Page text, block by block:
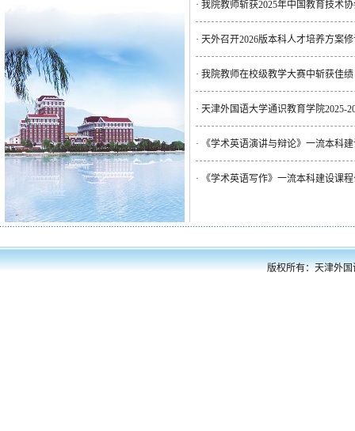
· 我院教师斩获2025年中国教育技术
· 天外召开2026版本科人才培养方案
· 我院教师在校级教学大赛中斩获佳绩
· 天津外国语大学通识教育学院2025-
· 《学术英语演讲与辩论》一流本科
· 《学术英语写作》一流本科建设课
版权所有：天津外